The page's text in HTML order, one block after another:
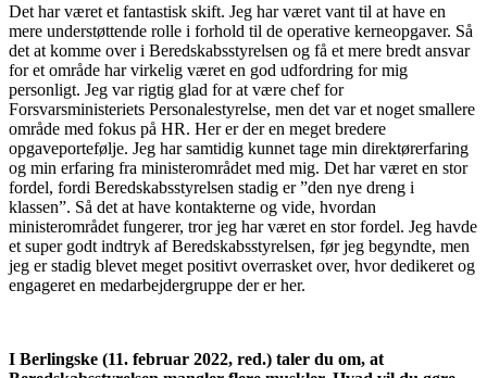
Det har været et fantastisk skift. Jeg har været vant til at have en
mere understøttende rolle i forhold til de operative kerneopgaver. Så
det at komme over i Beredskabsstyrelsen og få et mere bredt ansvar
for et område har virkelig været en god udfordring for mig
personligt. Jeg var rigtig glad for at være chef for
Forsvarsministeriets Personalestyrelse, men det var et noget smallere
område med fokus på HR. Her er der en meget bredere
opgaveportefølje. Jeg har samtidig kunnet tage min direktørerfaring
og min erfaring fra ministerområdet med mig. Det har været en stor
fordel, fordi Beredskabsstyrelsen stadig er ”den nye dreng i
klassen”. Så det at have kontakterne og vide, hvordan
ministerområdet fungerer, tror jeg har været en stor fordel. Jeg havde
et super godt indtryk af Beredskabsstyrelsen, før jeg begyndte, men
jeg er stadig blevet meget positivt overrasket over, hvor dedikeret og
engageret en medarbejdergruppe der er her.
I Berlingske (11. februar 2022, red.) taler du om, at